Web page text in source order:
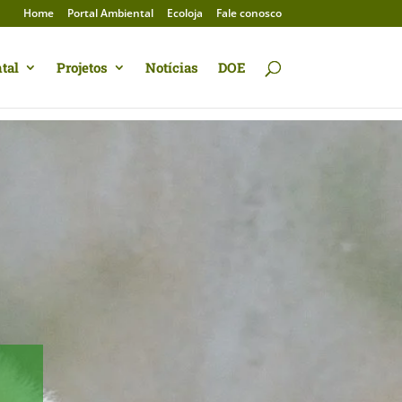
Home Portal Ambiental Ecoloja Fale conosco
Projetos Notícias DOE